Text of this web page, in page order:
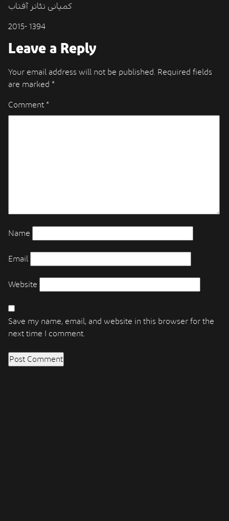
کمپانی تئاتر آفتاب
2015- 1394
Leave a Reply
Your email address will not be published.
Required fields
are marked *
Comment *
Name
Email
Website
Save my name, email, and website in this browser for the
next time I comment.